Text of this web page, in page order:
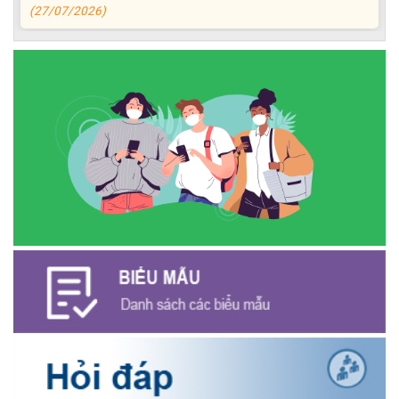
ĐỒNG CHÍ PHAN XUÂN LỰC - CHỦ TỊCH UBND XÃ CƯ M’GAR
Phát biểu bế mạc Hội nghị Trung ương 3, khóa XIV của Tổng Bí
thư, Chủ tịch nước Tô Lâm
(26/07/2026)
NGÂN HÀNG CHÍNH SÁCH XÃ HỘI CƯ M’GAR: TỔ CHỨC CHO
VAY KÝ QUỸ ĐỐI VỚI NGƯỜI LAO ĐỘNG ĐI LÀM VIỆC TẠI HÀN
(24/07/2026)
OCOP TỈNH KHÁNH HÒA NĂM 2026
(18/07/2026)